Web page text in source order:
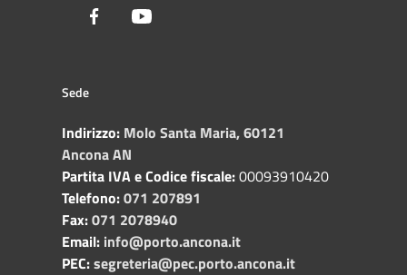
Facebook
Sede
Indirizzo: Molo Santa Maria, 60121
Ancona AN
Partita IVA e Codice fiscale:00093910420
Telefono:071 207891
Fax:071 2078940
Email: info@porto.ancona.it
PEC:segreteria@pec.porto.ancona.it